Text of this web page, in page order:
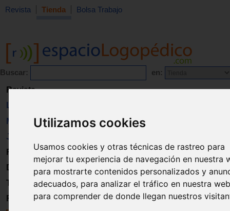
Utilizamos cookies
Usamos cookies y otras técnicas de rastreo para
mejorar tu experiencia de navegación en nuestra
para mostrarte contenidos personalizados y
adecuados, para analizar el tráfico en nuestra
para comprender de donde llegan nuestros
Revista Tienda Bolsa Trabajo
Buscar: en:
Revista
Libros
Material
Juguetes
Formación
Directorio
Trabajo
Registro